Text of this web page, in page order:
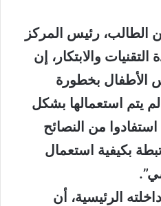
رئيس المركز
والابتكار، إن
الأطفال بخطورة
لم يتم استعمالها بشكل
استفادوا من النصائح
بكيفية استعمال
الرئيسية، أن